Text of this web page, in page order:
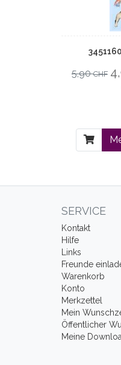
5,90CHF
SERVICE
Kontakt
Hilfe
Links
Freunde
Warenkorb
Konto
Merkzettel
Mein
Öffentlicher
Meine